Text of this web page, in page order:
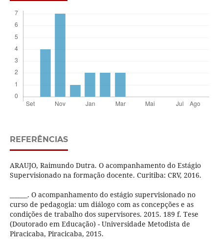
REFERÊNCIAS
ARAUJO, Raimundo Dutra. O acompanhamento do Estágio
Supervisionado na formação docente. Curitiba: CRV, 2016.
______. O acompanhamento do estágio supervisionado no
curso de pedagogia: um diálogo com as concepções e as
condições de trabalho dos supervisores. 2015. 189 f. Tese
(Doutorado em Educação) - Universidade Metodista de
Piracicaba, Piracicaba, 2015.